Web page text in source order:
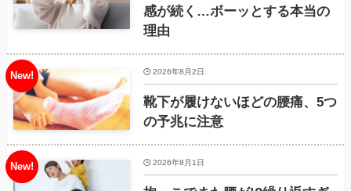
感が続く…ボーッとする本当の
理由
靴下が履けないほどの腰痛、5つ
の予兆に注意
2026年8月2日
2026年8月1日